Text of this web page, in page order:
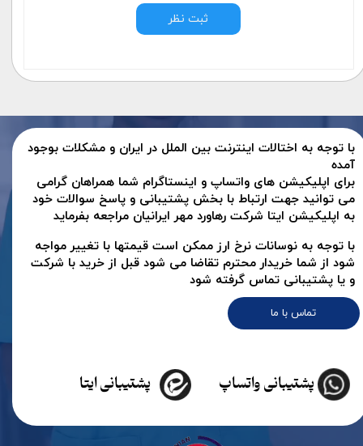
ثبت نظر
تماس با ما
با توجه به اختالات اینترنت بین الملل در ایران و مشکلات بوجود
آمده
برای اپلیکیشن های واتساپ و اینستاگرام شما همراهان گرامی
می توانید جهت ارتباط با بخش پشتیبانی و پاسخ سوالات خود
به اپلیکیشن ایتا شرکت رهاورد مهر ایرانیان مراجعه بفرماید
پشتیبانی ایتا پشتیبانی واتساپ
با توجه به نوسانات نرخ ارز ممکن است قیمتها با تغییر مواجه
شود از شما خریدار محترم تقاضا می شود قبل از خرید با شرکت
و یا پشتیبانی تماس گرفته شود